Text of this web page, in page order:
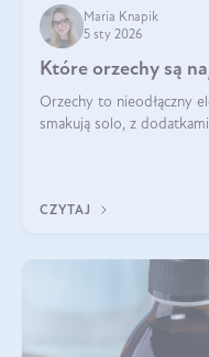
Maria Knapik
5 sty 2026
Które orzechy są
Orzechy to nieodłączny
smakują solo, z
CZYTAJ